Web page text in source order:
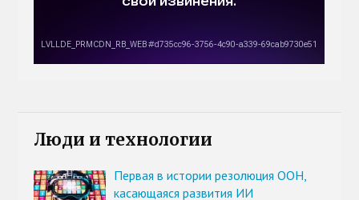
Люди и технологии
Первая в истории резолюция ООН,
касающаяся развития ИИ